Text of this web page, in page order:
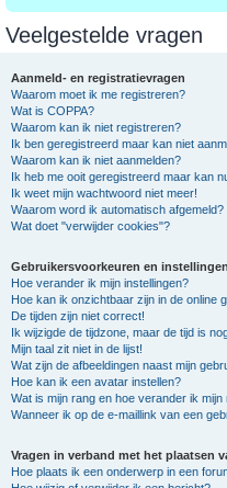
Veelgestelde vragen
Aanmeld- en registratievragen
Waarom moet ik me registreren?
Wat is COPPA?
Waarom kan ik niet registreren?
Ik ben geregistreerd maar kan niet
Waarom kan ik niet aanmelden?
Ik heb me ooit geregistreerd maar kan
Ik weet mijn wachtwoord niet meer!
Waarom word ik automatisch afgemeld?
Wat doet "verwijder cookies"?
Gebruikersvoorkeuren en instellingen
Hoe verander ik mijn instellingen?
Hoe kan ik onzichtbaar zijn in de online
De tijden zijn niet correct!
Ik wijzigde de tijdzone, maar de tijd is
Mijn taal zit niet in de lijst!
Wat zijn de afbeeldingen naast mijn
Hoe kan ik een avatar instellen?
Wat is mijn rang en hoe verander ik mijn
Wanneer ik op de e-maillink van een
Vragen in verband met het plaatsen
Hoe plaats ik een onderwerp in een